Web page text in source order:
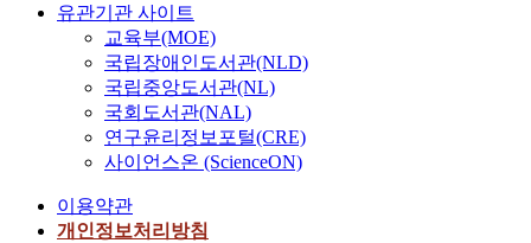
유관기관 사이트
교육부(MOE)
국립장애인도서관(NLD)
국립중앙도서관(NL)
국회도서관(NAL)
연구윤리정보포털(CRE)
사이언스온 (ScienceON)
이용약관
개인정보처리방침